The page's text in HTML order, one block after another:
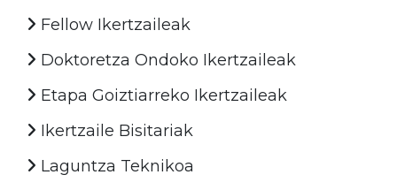
Fellow Ikertzaileak
Doktoretza Ondoko Ikertzaileak
Etapa Goiztiarreko Ikertzaileak
Ikertzaile Bisitariak
Laguntza Teknikoa